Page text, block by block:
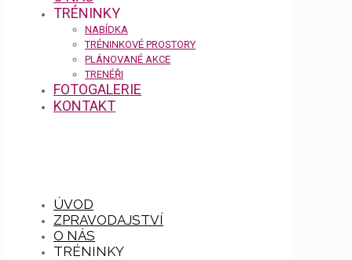
TRÉNINKY
NABÍDKA
TRÉNINKOVÉ PROSTORY
PLÁNOVANÉ AKCE
TRENÉŘI
FOTOGALERIE
KONTAKT
ÚVOD
ZPRAVODAJSTVÍ
O NÁS
TRÉNINKY